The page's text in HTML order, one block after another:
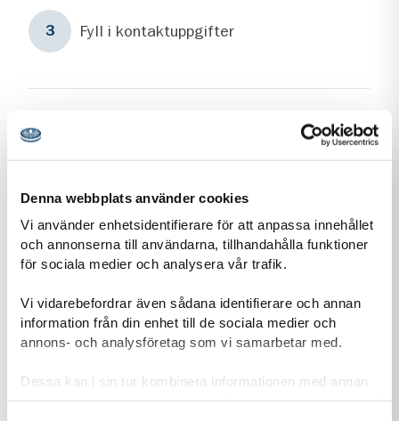
Denna webbplats använder cookies
Vi använder enhetsidentifierare för att anpassa innehållet
och annonserna till användarna, tillhandahålla funktioner
för sociala medier och analysera vår trafik.
Vi vidarebefordrar även sådana identifierare och annan
information från din enhet till de sociala medier och
annons- och analysföretag som vi samarbetar med.
Dessa kan i sin tur kombinera informationen med annan
information som du har tillhandahållit eller som de har
3 Steg3
Fyll i kontaktuppgifter
Personuppgiftshantering under GDPR
Vi vill att du ska känna dig trygg när du kontaktar oss.
personuppgifter och om dataskyddsförordningen
(GDPR).
Läs mer om vår personuppgiftshantering
Information-personuppgiftshantering-Scoutnet.pdf (PDF 129 KB)
Kontaktuppgifter